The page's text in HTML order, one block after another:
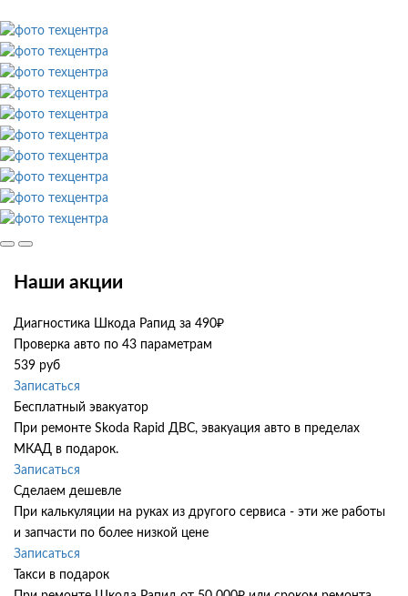
Наши акции
Диагностика Шкода Рапид за 490₽
Проверка авто по 43 параметрам
539 руб
Записаться
Бесплатный эвакуатор
При ремонте Skoda Rapid ДВС, эвакуация авто в пределах
МКАД в подарок.
Записаться
Сделаем дешевле
При калькуляции на руках из другого сервиса - эти же работы
и запчасти по более низкой цене
Записаться
Такси в подарок